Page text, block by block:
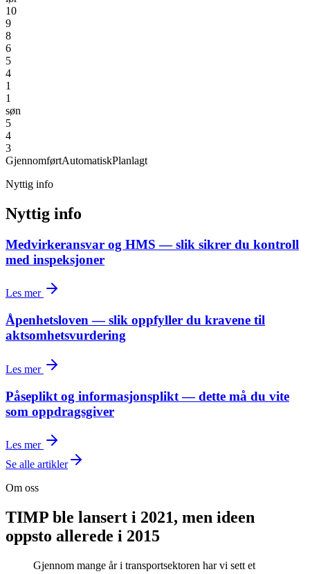
10
9
8
6
5
4
1
1
søn
5
4
3
GjennomførtAutomatiskPlanlagt
Nyttig info
Nyttig info
Medvirkeransvar og HMS — slik sikrer du kontroll
med inspeksjoner
Les mer
Åpenhetsloven — slik oppfyller du kravene til
aktsomhetsvurdering
Les mer
Påseplikt og informasjonsplikt — dette må du vite
som oppdragsgiver
Les mer
Se alle artikler
Om oss
TIMP ble lansert i 2021, men ideen
oppsto allerede i 2015
Gjennom mange år i transportsektoren har vi sett et